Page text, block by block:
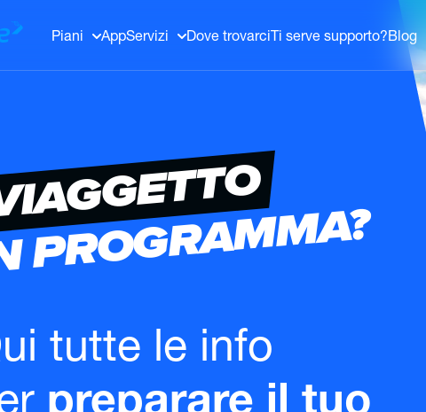
Piani AppServizi Dove trovarci Ti serve supporto?Blog
PROGRAMMA?
tutte le info